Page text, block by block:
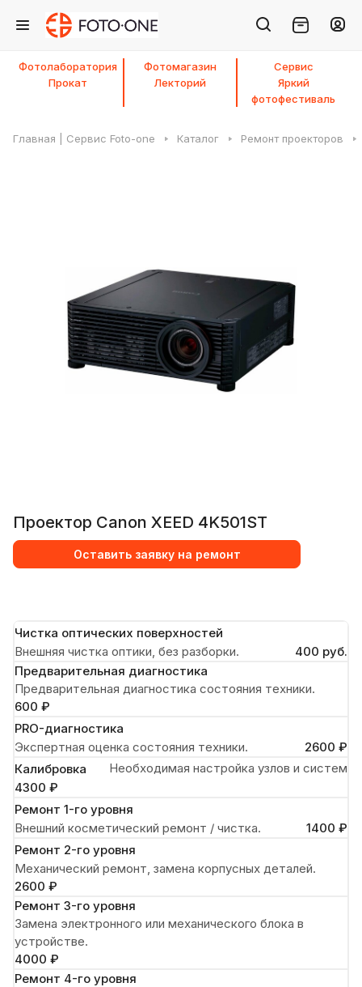
Фотолаборатория Фотомагазин
Сервис
Прокат
Лекторий
Яркий
фотофестиваль
Главная | Сервис Foto-one Каталог Ремонт проекторов
Проектор Canon XEED 4K501ST
Оставить заявку на ремонт
Чистка оптических поверхностей
Внешняя чистка оптики, без разборки.
400 руб.
Предварительная диагностика
Предварительная диагностика состояния техники.
600 ₽
PRO-диагностика
Экспертная оценка состояния техники.
2600 ₽
Калибровка
Необходимая настройка узлов и систем
4300 ₽
Ремонт 1-го уровня
Внешний косметический ремонт / чистка.
1400 ₽
Ремонт 2-го уровня
Механический ремонт, замена корпусных деталей.
2600 ₽
Ремонт 3-го уровня
Замена электронного или механического блока в
устройстве.
4000 ₽
Ремонт 4-го уровня